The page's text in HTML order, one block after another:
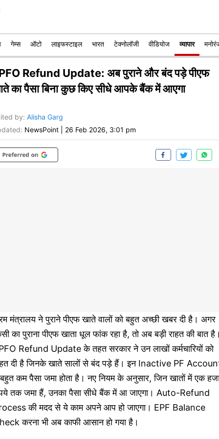
गेम्स ऑटो लाइफस्टाइल भारत टेक्नोलॉजी वीडियोज व्यापार
Refund Update: अब पुराने और बंद पड़े पीएफ
का पैसा बिना कुछ किए सीधे आपके बैंक में आएगा
by: Alisha Garg
NewsPoint 26 Feb 2026, 3:01 pm
मंत्रालय ने पुराने पीएफ खाते वालों को बहुत अच्छी खबर दी है। अगर
का पुराना पीएफ खाता धूल फांक रहा है, तो अब बड़ी राहत की बात
Refund Update के तहत सरकार ने उन लाखों कर्मचारियों को
दी है जिनके खाते सालों से बंद पड़े हैं। इन Inactive PF
कम पैसा जमा होता है। नए नियम के अनुसार, जिन खातों में एक
तक जमा हैं, उनका पैसा सीधे बैंक में आ जाएगा। Auto-Refund
की मदद से ये काम अपने आप हो जाएगा। EPF Balance
करना भी अब काफी आसान हो गया है।